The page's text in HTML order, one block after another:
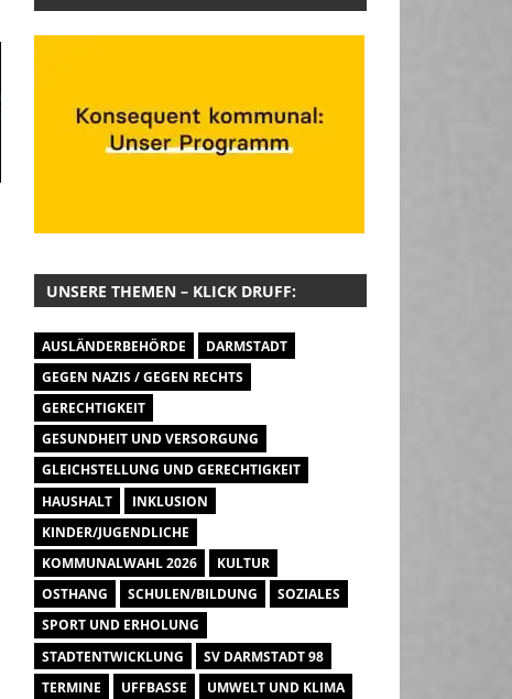
UNSERE THEMEN – KLICK DRUFF:
AUSLÄNDERBEHÖRDE
DARMSTADT
GEGEN NAZIS / GEGEN RECHTS
GERECHTIGKEIT
GESUNDHEIT UND VERSORGUNG
GLEICHSTELLUNG UND GERECHTIGKEIT
HAUSHALT
INKLUSION
KINDER/JUGENDLICHE
KOMMUNALWAHL 2026
KULTUR
OSTHANG
SCHULEN/BILDUNG
SOZIALES
SPORT UND ERHOLUNG
STADTENTWICKLUNG
SV DARMSTADT 98
TERMINE
UFFBASSE
UMWELT UND KLIMA